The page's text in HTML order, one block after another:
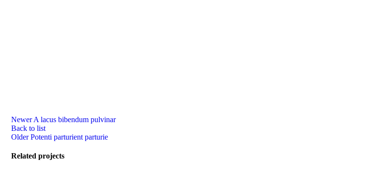
Newer A lacus bibendum pulvinar
Back to list
Older Potenti parturient parturie
Related projects